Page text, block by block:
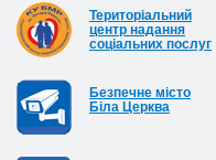
Територіальний
центр надання
соціальних послуг
Безпечне місто
Біла Церква